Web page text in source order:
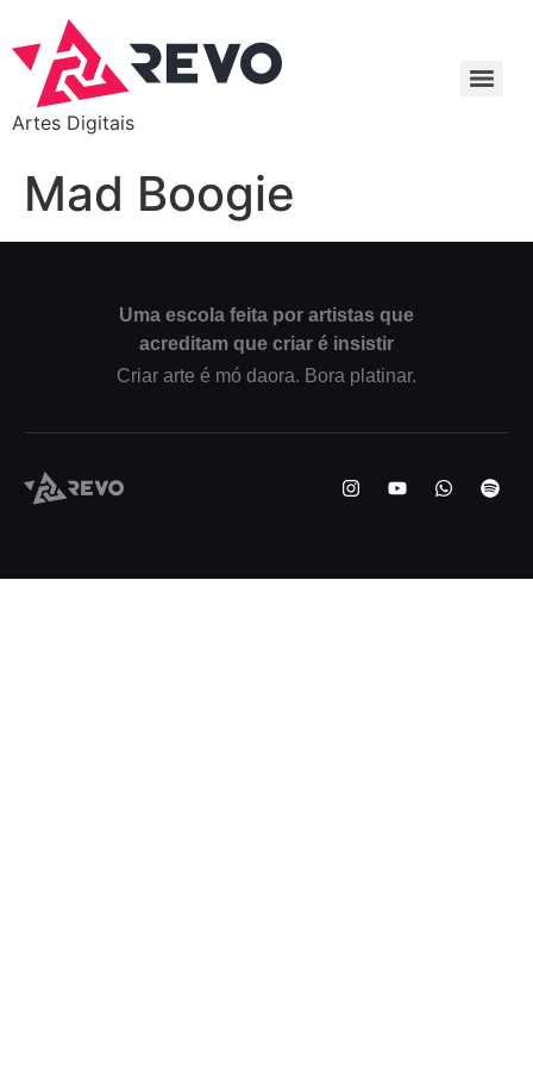
Artes Digitais
Mad Boogie
Uma escola feita por artistas que
acreditam que criar é insistir
Criar arte é mó daora. Bora platinar.